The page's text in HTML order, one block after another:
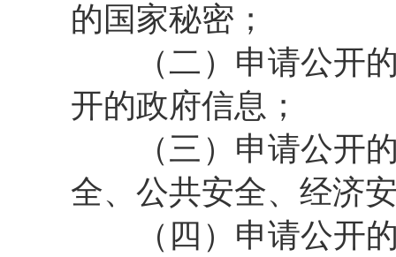
的国家秘密；
（二）申请公开的
开的政府信息；
（三）申请公开的
全、公共安全、经济
（四）申请公开的